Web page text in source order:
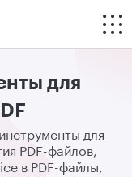
для
для
PDF-файлов,
в PDF-файлы,